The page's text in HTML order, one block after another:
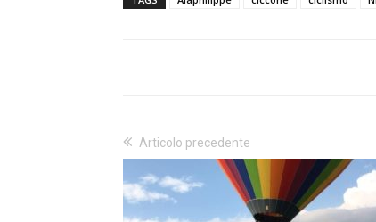
Articolo precedente